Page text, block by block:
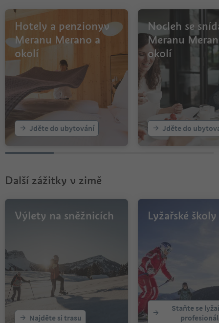
Hotely a penzionyv
Meranu Merano a
okolí
Jděte do ubytování
Nocleh se
Meranu
okolí
Jděte do
Další zážitky v zimě
Výlety na sněžnicích
Najděte si trasu
Lyžařské školy
Staňte se